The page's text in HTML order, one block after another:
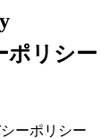
ポリシー
ーポリシー